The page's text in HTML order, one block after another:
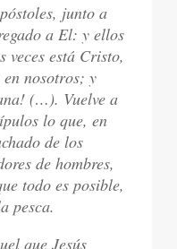
junto a
a El: y ellos
veces está Cristo,
nosotros; y
(…). Vuelve a
lo que, en
de los
de hombres,
todo es posible,
pesca.
que Jesús